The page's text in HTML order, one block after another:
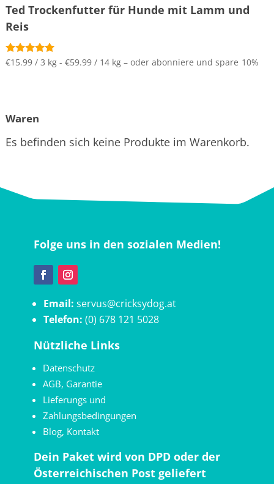
Ted Trockenfutter für Hunde mit Lamm und
Reis
Bewertet mit
€15.99 / 3 kg - €59.99 / 14 kg –oder abonniere und spare 10%
Waren
Es befinden sich keine Produkte im Warenkorb.
Folge uns in den sozialen Medien!
Email: servus@cricksydog.at
Telefon: (0) 678 121 5028
Nützliche Links
Datenschutz
AGB, Garantie
Lieferungs und
Zahlungsbedingungen
Blog, Kontakt
Dein Paket wird von DPD oder der
Österreichischen Post geliefert